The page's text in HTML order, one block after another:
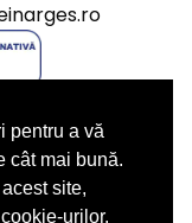
pentru a vă
cât mai bună.
site,
urilor.